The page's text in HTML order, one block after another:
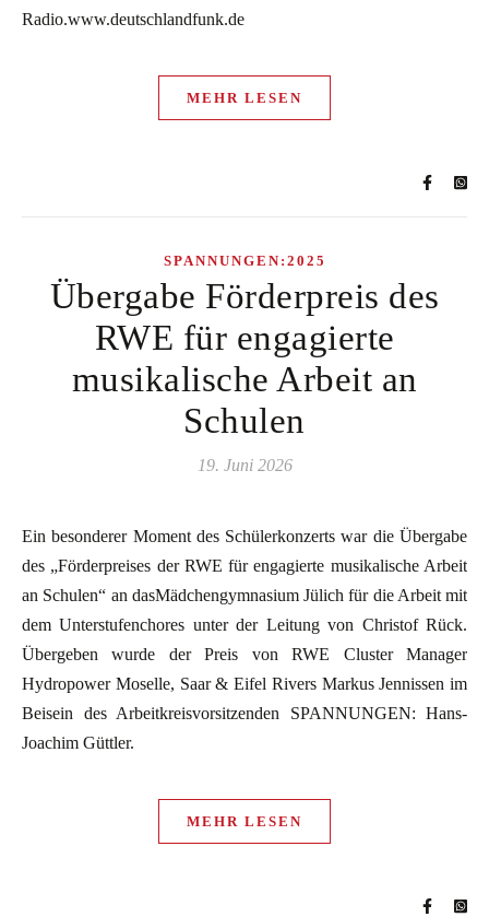
Radio.www.deutschlandfunk.de
MEHR LESEN
SPANNUNGEN:2025
Übergabe Förderpreis des
RWE für engagierte
musikalische Arbeit an
Schulen
19. Juni 2026
Ein besonderer Moment des Schülerkonzerts war die Übergabe
des „Förderpreises der RWE für engagierte musikalische Arbeit
an Schulen“ an dasMädchengymnasium Jülich für die Arbeit mit
dem Unterstufenchores unter der Leitung von Christof Rück.
Übergeben wurde der Preis von RWE Cluster Manager
Hydropower Moselle, Saar & Eifel Rivers Markus Jennissen im
Beisein des Arbeitkreisvorsitzenden SPANNUNGEN: Hans-
Joachim Güttler.
MEHR LESEN